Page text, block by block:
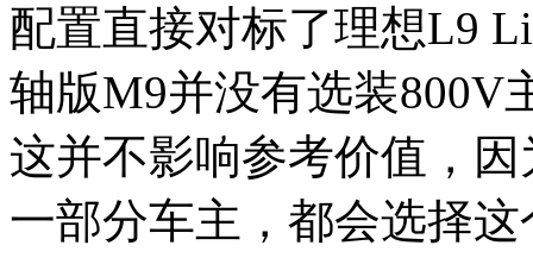
配置直接对标了理想L9
轴版M9并没有选装800V
这并不影响参考价值，
一部分车主，都会选择